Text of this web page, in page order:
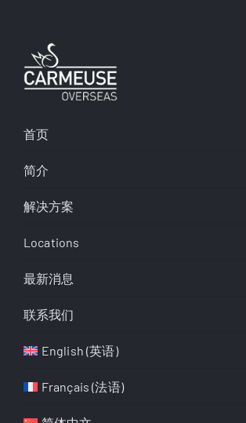
首页
简介
解决方案
Locations
最新消息
联系我们
English (英语)
Français (法语)